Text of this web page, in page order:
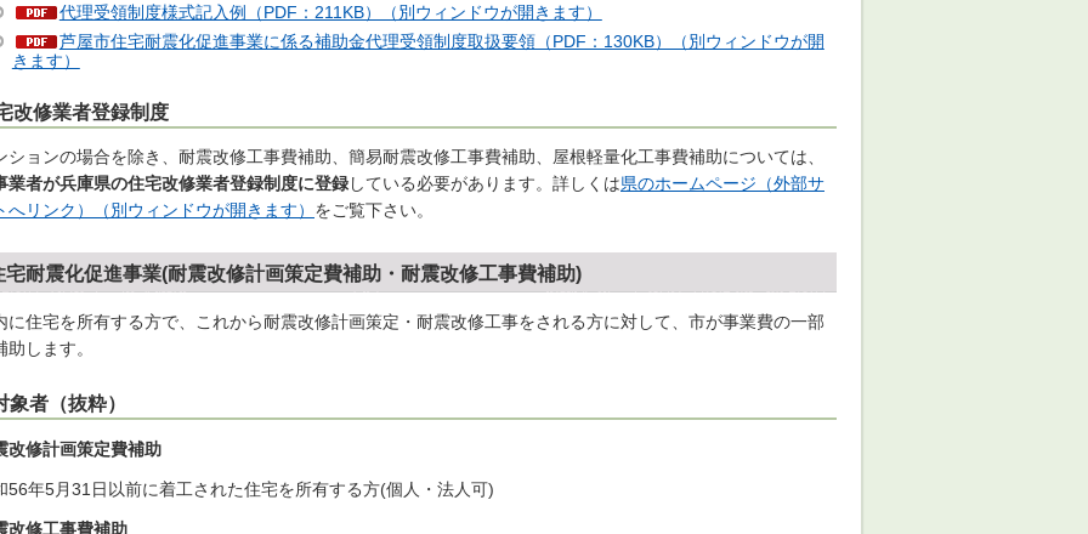
代理受領制度様式記入例（PDF：211KB）（別ウィンドウが開きます）
芦屋市住宅耐震化促進事業に係る補助金代理受領制度取扱要領（PDF：130KB）（別ウィンドウが開
きます）
改修業者登録制度
ションの場合を除き、耐震改修工事費補助、簡易耐震改修工事費補助、屋根軽量化工事費補助については、
業者が兵庫県の住宅改修業者登録制度に登録している必要があります。詳しくは県のホームページ（外部サ
へリンク）（別ウィンドウが開きます） をご覧下さい。
宅耐震化促進事業(耐震改修計画策定費補助・耐震改修工事費補助)
に住宅を所有する方で、これから耐震改修計画策定・耐震改修工事をされる方に対して、市が事業費の一部
助します。
象者（抜粋）
改修計画策定費補助
56年5月31日以前に着工された住宅を所有する方(個人・法人可)
改修工事費補助